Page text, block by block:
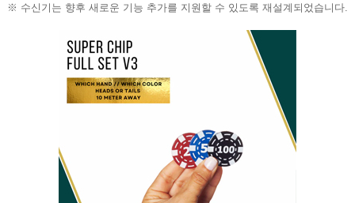
※ 수신기는 향후 새로운 기능 추가를 지원할 수 있도록 재설계되었습니다.